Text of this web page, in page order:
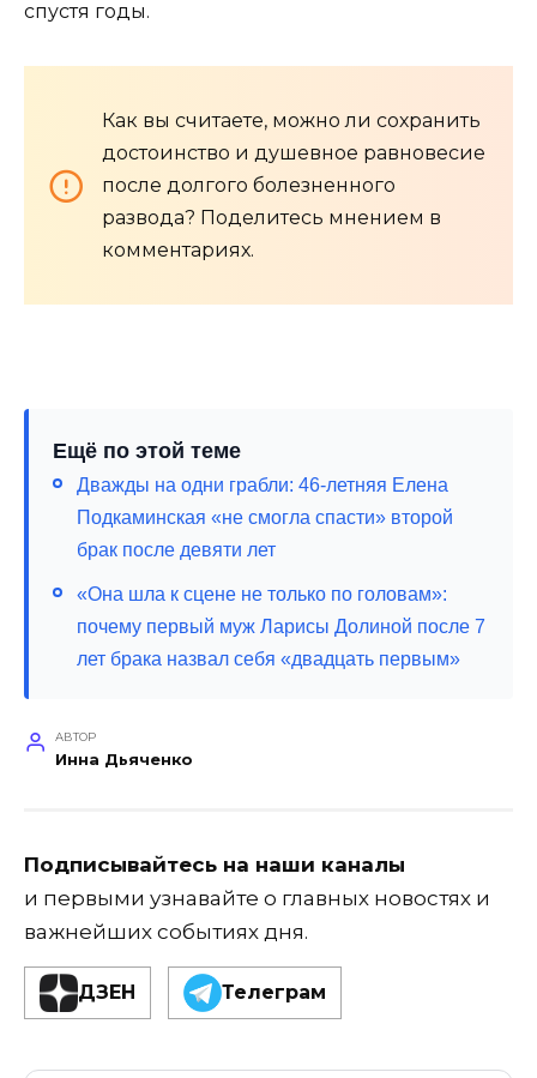
спустя годы.
Как вы считаете, можно ли сохранить
достоинство и душевное равновесие
после долгого болезненного
развода? Поделитесь мнением в
комментариях.
Ещё по этой теме
Дважды на одни грабли: 46-летняя Елена
Подкаминская «не смогла спасти» второй
брак после девяти лет
«Она шла к сцене не только по головам»:
почему первый муж Ларисы Долиной после 7
лет брака назвал себя «двадцать первым»
АВТОР
Инна Дьяченко
Подписывайтесь на наши каналы
и первыми узнавайте о главных новостях и
важнейших событиях дня.
ДЗЕН Телеграм